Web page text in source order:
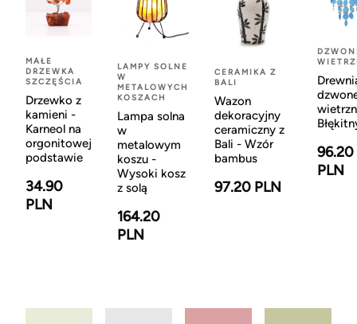
MAŁE
DRZEWKA
SZCZĘŚCIA
Drzewko z
kamieni -
Karneol na
orgonitowej
podstawie
34.90
PLN
LAMPY SOLNE
W
METALOWYCH
KOSZACH
Lampa solna
w
metalowym
koszu -
Wysoki kosz
z solą
164.20
PLN
CERAMIKA Z
BALI
Wazon
dekoracyjny
ceramiczny z
Bali - Wzór
bambus
97.20 PLN
96.20
PLN